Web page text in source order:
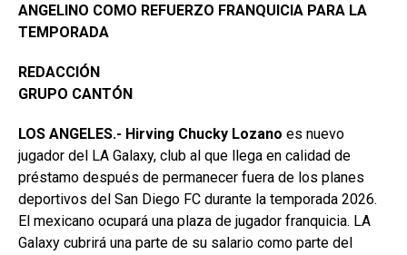
ANGELINO COMO REFUERZO FRANQUICIA PARA LA
TEMPORADA
REDACCIÓN
GRUPO CANTÓN
LOS ANGELES.- Hirving Chucky Lozano es nuevo
jugador del LA Galaxy, club al que llega en calidad de
préstamo después de permanecer fuera de los planes
deportivos del San Diego FC durante la temporada 2026.
El mexicano ocupará una plaza de jugador franquicia. LA
Galaxy cubrirá una parte de su salario como parte del